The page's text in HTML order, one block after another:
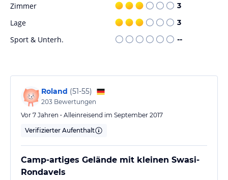
Zimmer 3
Lage 3
Sport & Unterh. --
Roland (51-55)
203 Bewertungen
Vor 7 Jahren • Alleinreisend im September 2017
Verifizierter Aufenthalt
Camp-artiges Gelände mit kleinen Swasi-
Rondavels